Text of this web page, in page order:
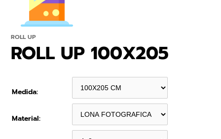
ROLL UP
ROLL UP 100X205
Medida:
Material: